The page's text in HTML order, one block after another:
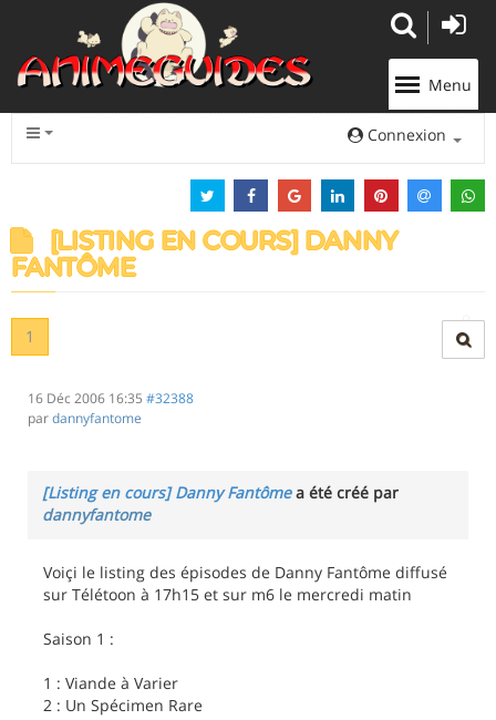
Menu
Connexion
[LISTING EN COURS] DANNY
FANTÔME
1
16 Déc 2006 16:35 #32388
pardannyfantome
[Listing en cours] Danny Fantômea été créé par
dannyfantome
Voiçi le listing des épisodes de Danny Fantôme diffusé
sur Télétoon à 17h15 et sur m6 le mercredi matin
Saison 1 :
1 : Viande à Varier
2 : Un Spécimen Rare
Panneau de gestion des cookies